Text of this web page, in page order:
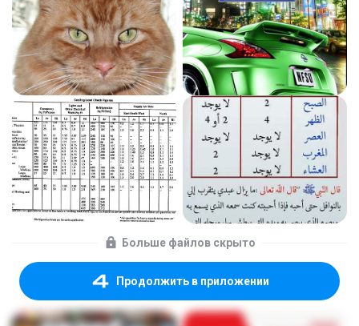
Больше файлов скрыто
Продолжить в приложении